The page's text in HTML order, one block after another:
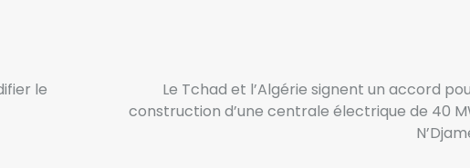
le
Le Tchad et l’Algérie signent un accord
construction d’une centrale électrique de 40